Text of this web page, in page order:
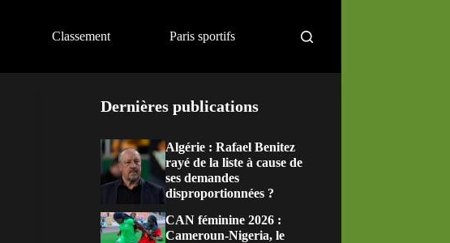
Classement Paris sportifs
Dernières publications
Algérie : Rafael Benitez
rayé de la liste à cause de
ses demandes
disproportionnées ?
CAN féminine 2026 :
Cameroun-Nigeria, le